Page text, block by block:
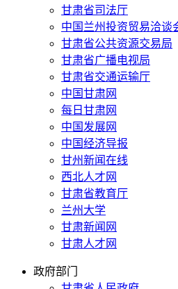
甘肃省司法厅
中国兰州投资贸易洽谈
甘肃省公共资源交易局
甘肃省广播电视局
甘肃省交通运输厅
中国甘肃网
每日甘肃网
中国发展网
中国经济导报
甘州新闻在线
西北人才网
甘肃省教育厅
兰州大学
甘肃新闻网
甘肃人才网
政府部门